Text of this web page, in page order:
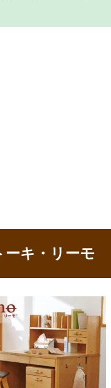
ーキ・リーモ